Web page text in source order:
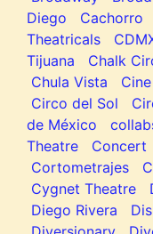
Diego
Cachorro
Theatricals
Tijuana
Chalk
Chula Vista
Cine
Circo del Sol
de México
Theatre
Concert
Cortometrajes
Cygnet Theatre
Diego Rivera